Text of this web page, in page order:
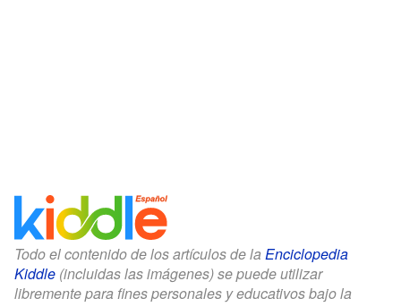
Todo el contenido de los artículos de la Enciclopedia
Kiddle (incluidas las imágenes) se puede utilizar
libremente para fines personales y educativos bajo la